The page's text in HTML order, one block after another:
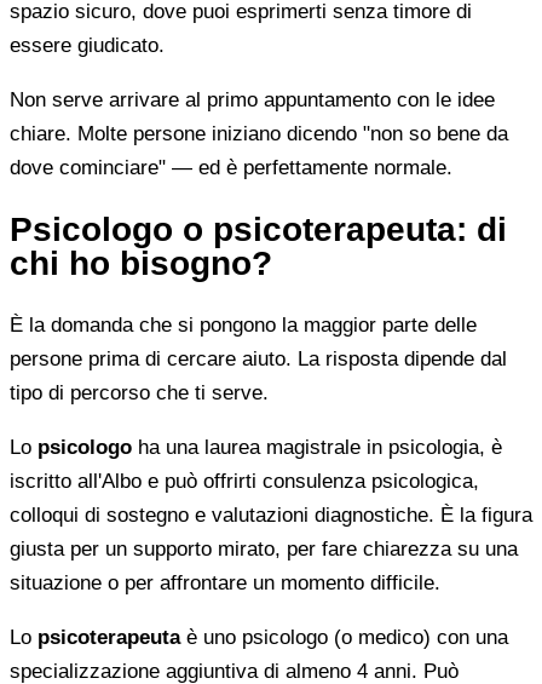
spazio sicuro, dove puoi esprimerti senza timore di
essere giudicato.
Non serve arrivare al primo appuntamento con le idee
chiare. Molte persone iniziano dicendo "non so bene da
dove cominciare" — ed è perfettamente normale.
Psicologo o psicoterapeuta: di
chi ho bisogno?
È la domanda che si pongono la maggior parte delle
persone prima di cercare aiuto. La risposta dipende dal
tipo di percorso che ti serve.
Lo psicologo ha una laurea magistrale in psicologia, è
iscritto all'Albo e può offrirti consulenza psicologica,
colloqui di sostegno e valutazioni diagnostiche. È la figura
giusta per un supporto mirato, per fare chiarezza su una
situazione o per affrontare un momento difficile.
Lo psicoterapeutaè uno psicologo (o medico) con una
specializzazione aggiuntiva di almeno 4 anni. Può